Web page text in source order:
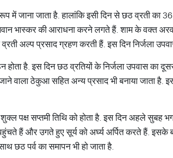
में जाना जाता है. हालांकि इसी दिन से छठ व्रती का
भास्कर की आराधना करने लगते हैं. शाम के वक्त
अल्प प्रसाद ग्रहण करती हैं. इस दिन निर्जला
होता है. इस दिन छठ व्रतियों के निर्जला उपवास का
जाने वाला ठेकुआ सहित अन्य प्रसाद भी बनाया जाता
शुक्ल पक्ष सप्तमी तिथि को होता है. इस दिन अहले सुबह
हैं और उगते हुए सूर्य को अर्घ्य अर्पित करते हैं. इसके
छठ पर्व का समापन भी हो जाता है.